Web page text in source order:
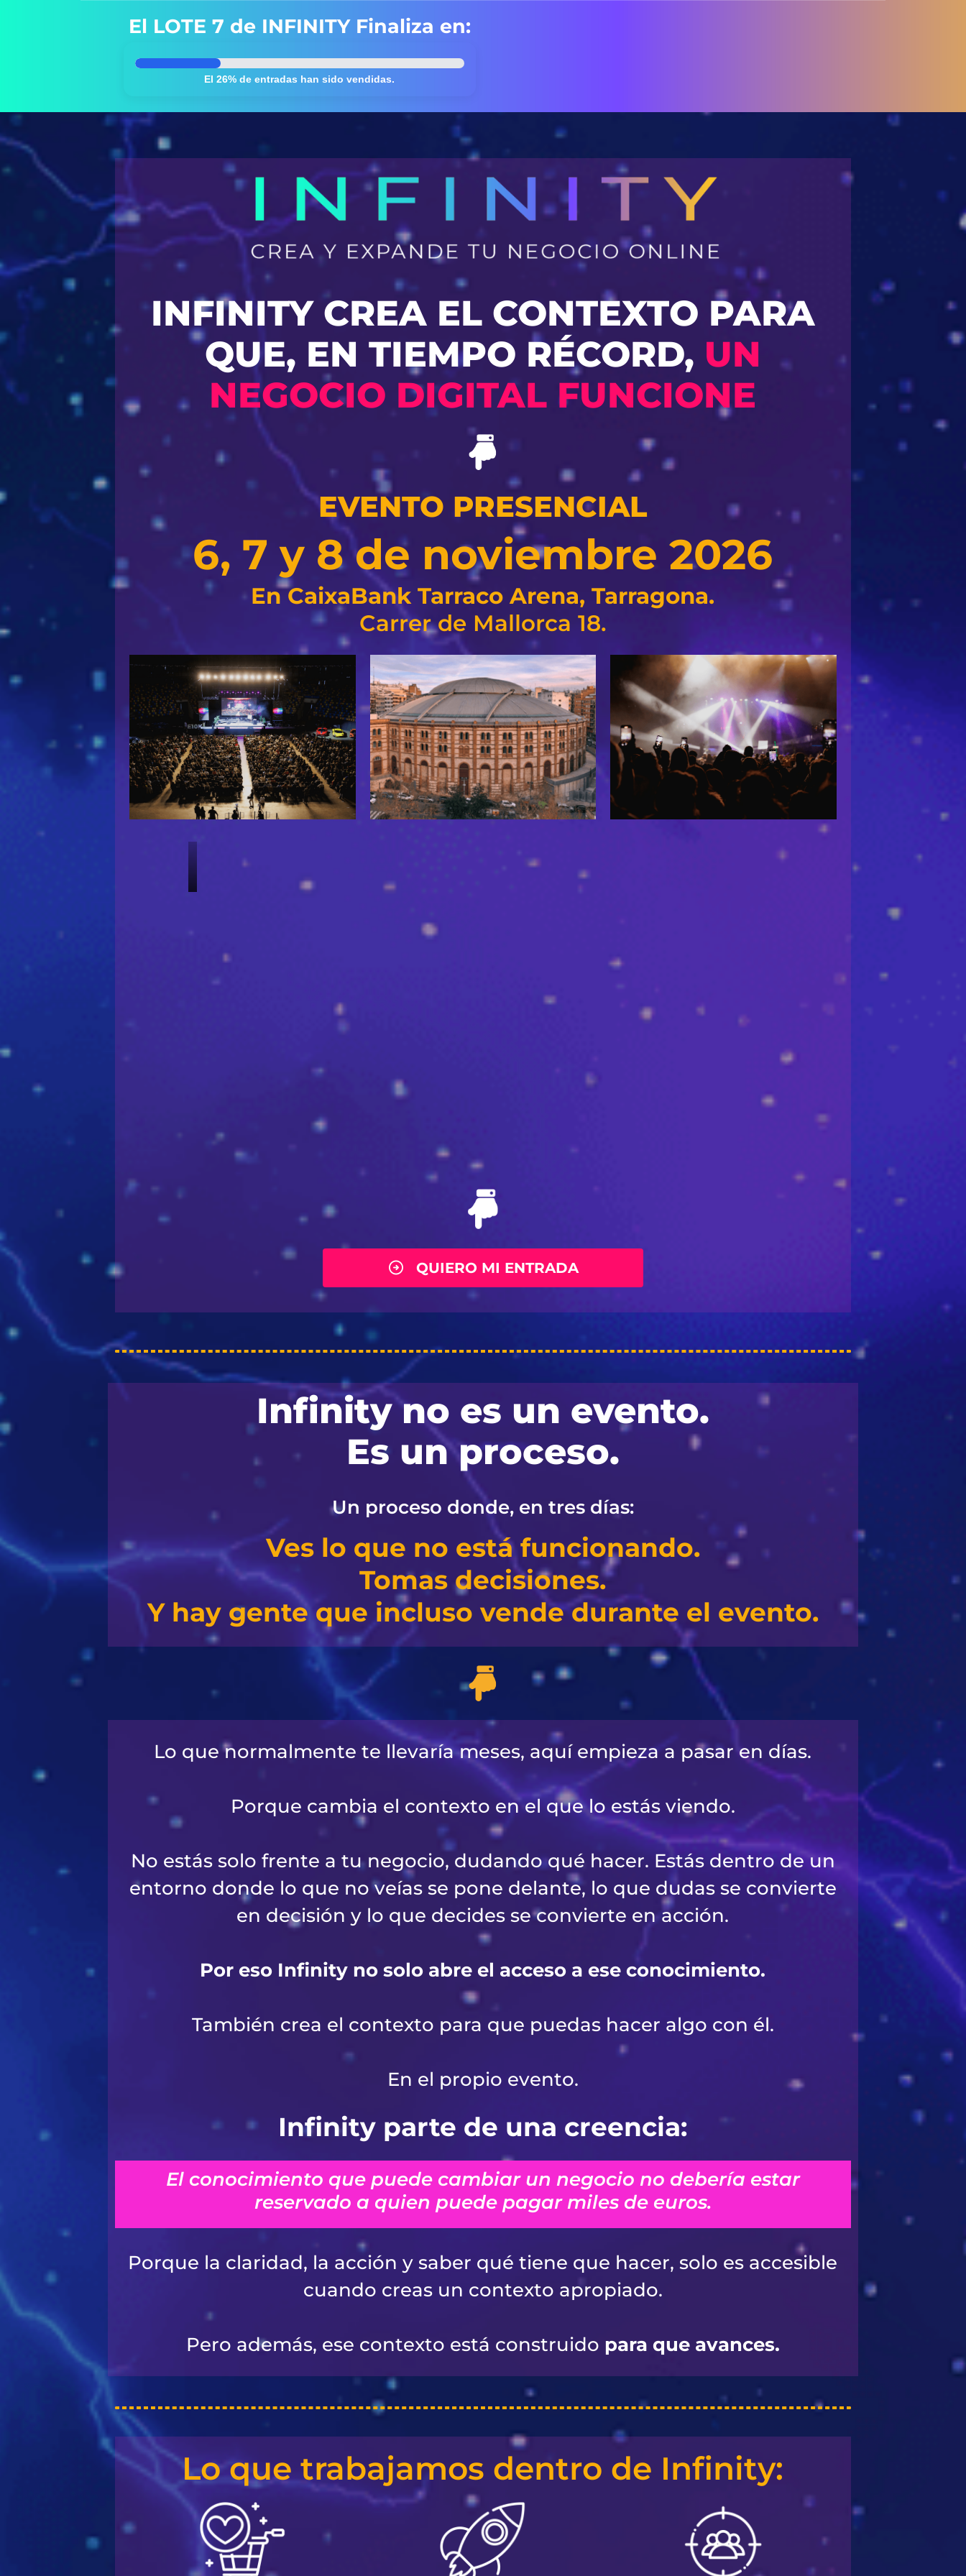
El LOTE 7 de INFINITY Finaliza en:
El 26% de entradas han sido vendidas.
INFINITY CREA EL CONTEXTO PARA
QUE, EN TIEMPO RÉCORD, UN
NEGOCIO DIGITAL FUNCIONE
EVENTO PRESENCIAL
6, 7 y 8 de noviembre 2026
En CaixaBank Tarraco Arena, Tarragona.
Carrer de Mallorca 18.
QUIERO MI ENTRADA
Infinity no es un evento.
Es un proceso.
Un proceso donde, en tres días:
Ves lo que no está funcionando.
Tomas decisiones.
Y hay gente que incluso vende durante el evento.
Lo que normalmente te llevaría meses, aquí empieza a pasar en días.
Porque cambia el contexto en el que lo estás viendo.
No estás solo frente a tu negocio, dudando qué hacer. Estás dentro de un
entorno donde lo que no veías se pone delante, lo que dudas se convierte
en decisión y lo que decides se convierte en acción.
Por eso Infinity no solo abre el acceso a ese conocimiento.
También crea el contexto para que puedas hacer algo con él.
En el propio evento.
Infinity parte de una creencia:
El conocimiento que puede cambiar un negocio no debería estar
reservado a quien puede pagar miles de euros.
Porque la claridad, la acción y saber qué tiene que hacer, solo es accesible
cuando creas un contexto apropiado.
Pero además, ese contexto está construido para que avances.
Lo que trabajamos dentro de Infinity: